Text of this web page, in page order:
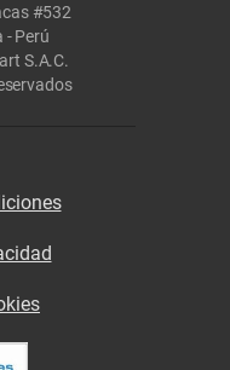
#532
- Perú
S.A.C.